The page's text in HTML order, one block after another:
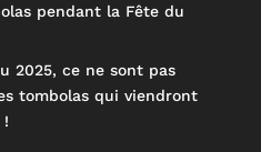
pendant la Fête du
2025, ce ne sont pas
tombolas qui viendront
!